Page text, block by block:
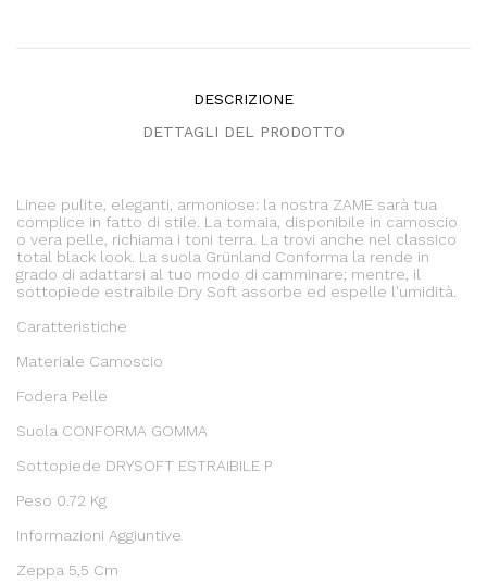
DESCRIZIONE
DETTAGLI DEL PRODOTTO
Linee pulite, eleganti, armoniose: la nostra ZAME sarà tua
complice in fatto di stile. La tomaia, disponibile in camoscio
o vera pelle, richiama i toni terra. La trovi anche nel classico
total black look. La suola Grünland Conforma la rende in
grado di adattarsi al tuo modo di camminare; mentre, il
sottopiede estraibile Dry Soft assorbe ed espelle l'umidità.
Caratteristiche
Materiale Camoscio
Fodera Pelle
Suola CONFORMA GOMMA
Sottopiede DRYSOFT ESTRAIBILE P
Peso 0.72 Kg
Informazioni Aggiuntive
Zeppa 5,5 Cm